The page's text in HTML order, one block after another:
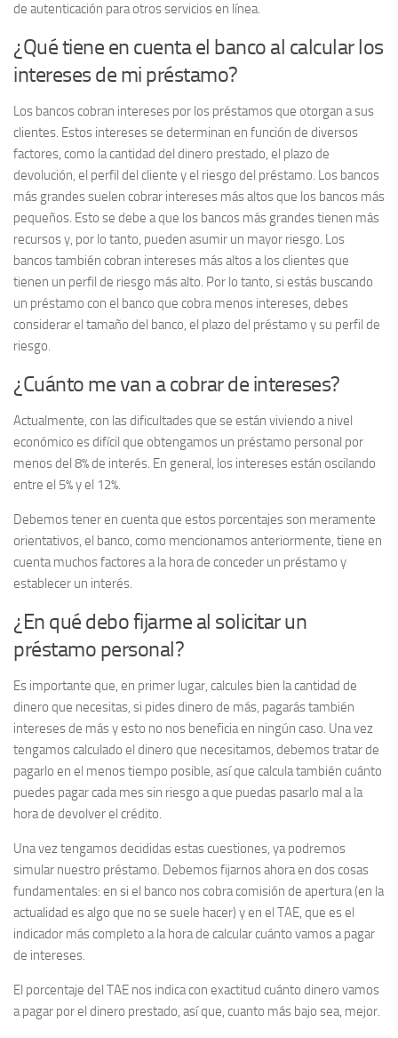
de autenticación para otros servicios en línea.
¿Qué tiene en cuenta el banco al calcular los
intereses de mi préstamo?
Los bancos cobran intereses por los préstamos que otorgan a sus
clientes. Estos intereses se determinan en función de diversos
factores, como la cantidad del dinero prestado, el plazo de
devolución, el perfil del cliente y el riesgo del préstamo. Los bancos
más grandes suelen cobrar intereses más altos que los bancos más
pequeños. Esto se debe a que los bancos más grandes tienen más
recursos y, por lo tanto, pueden asumir un mayor riesgo. Los
bancos también cobran intereses más altos a los clientes que
tienen un perfil de riesgo más alto. Por lo tanto, si estás buscando
un préstamo con el banco que cobra menos intereses, debes
considerar el tamaño del banco, el plazo del préstamo y su perfil de
riesgo.
¿Cuánto me van a cobrar de intereses?
Actualmente, con las dificultades que se están viviendo a nivel
económico es difícil que obtengamos un préstamo personal por
menos del 8% de interés. En general, los intereses están oscilando
entre el 5% y el 12%.
Debemos tener en cuenta que estos porcentajes son meramente
orientativos, el banco, como mencionamos anteriormente, tiene en
cuenta muchos factores a la hora de conceder un préstamo y
establecer un interés.
¿En qué debo fijarme al solicitar un
préstamo personal?
Es importante que, en primer lugar, calcules bien la cantidad de
dinero que necesitas, si pides dinero de más, pagarás también
intereses de más y esto no nos beneficia en ningún caso. Una vez
tengamos calculado el dinero que necesitamos, debemos tratar de
pagarlo en el menos tiempo posible, así que calcula también cuánto
puedes pagar cada mes sin riesgo a que puedas pasarlo mal a la
hora de devolver el crédito.
Una vez tengamos decididas estas cuestiones, ya podremos
simular nuestro préstamo. Debemos fijarnos ahora en dos cosas
fundamentales: en si el banco nos cobra comisión de apertura (en la
actualidad es algo que no se suele hacer) y en el TAE, que es el
indicador más completo a la hora de calcular cuánto vamos a pagar
de intereses.
El porcentaje del TAE nos indica con exactitud cuánto dinero vamos
a pagar por el dinero prestado, así que, cuanto más bajo sea, mejor.